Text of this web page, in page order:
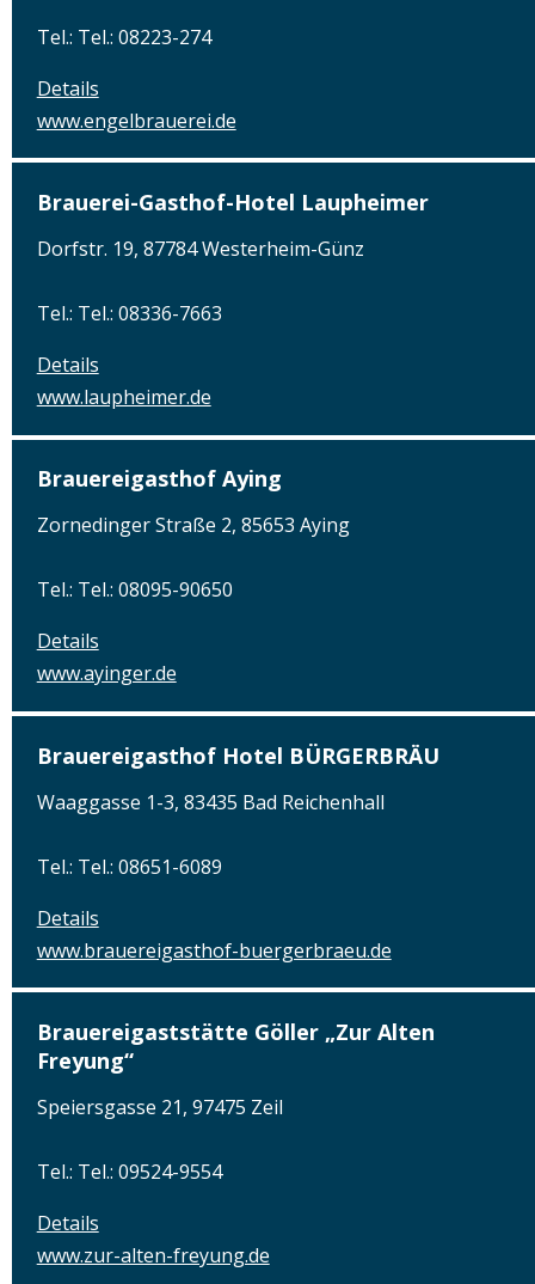
Tel.: Tel.: 08223-274
Details
www.engelbrauerei.de
Brauerei-Gasthof-Hotel Laupheimer
Dorfstr. 19, 87784 Westerheim-Günz
Tel.: Tel.: 08336-7663
Details
www.laupheimer.de
Brauereigasthof Aying
Zornedinger Straße 2, 85653 Aying
Tel.: Tel.: 08095-90650
Details
www.ayinger.de
Brauereigasthof Hotel BÜRGERBRÄU
Waaggasse 1-3, 83435 Bad Reichenhall
Tel.: Tel.: 08651-6089
Details
www.brauereigasthof-buergerbraeu.de
Brauereigaststätte Göller „Zur Alten
Freyung“
Speiersgasse 21, 97475 Zeil
Tel.: Tel.: 09524-9554
Details
www.zur-alten-freyung.de